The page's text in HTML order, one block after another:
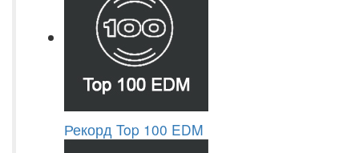
Рекорд Top 100 EDM